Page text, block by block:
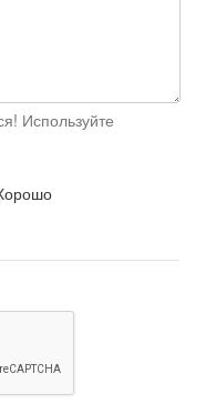
Используйте